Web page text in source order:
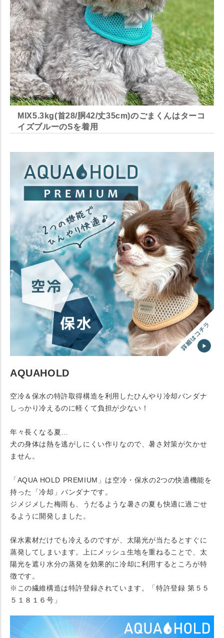
MIX5.3kg(首28/胴42/丈35cm)のごまくんはターコ
イズブルーのSを着用
AQUAHOLD
空冷＆保水の特許取得構造を利用したひんやり冷却バンダナ
しっかり冷えるのに軽くて負担が少ない！
年々長くなる夏…
犬の身体は熱を逃がしにくい作りなので、暑さ対策が欠かせ
ません。
「AQUA HOLD PREMIUM」は空冷・保水の2つの快適機能を
持った「冷却」バンダナです。
ジメジメした梅雨も、うだるような暑さの夏も快適に過ごせ
るように開発しました。
保水素材だけでも冷えるのですが、太陽光が当たるとすぐに
蒸発してしまいます。上にメッシュ生地を重ねることで、太
陽光を遮り水分の蒸発を効果的に冷却に利用するところが特
徴です。
※この繊維構造は特許登録されています。「特許登録 第５５
５１８１６号」